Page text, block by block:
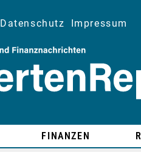
Datenschutz Impressum
FINANZEN